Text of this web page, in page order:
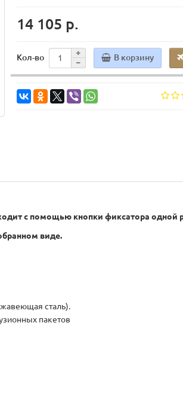
14 105 р.
Кол-во В корзину
с помощью кнопки фиксатора одной
виде.
сталь).
пакетов